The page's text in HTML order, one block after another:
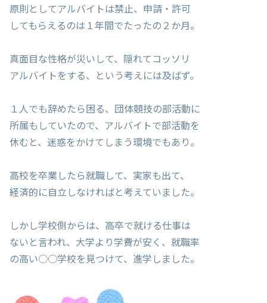
原則としてアルバイトは禁止、申請・許可
してもらえるのは１年間でたったの２か月。
真面目な性格が災いして、隠れてコッソリ
アルバイトをする、という考えには及ばず。
１人でも辞めたら困る、団体競技の部活動に
所属もしていたので、アルバイトで部活動を
休むと、迷惑をかけてしまう環境でもあり。
高校を卒業したら就職して、実家も出て、
経済的に自立しなければと考えていました。
しかし学校側からは、高卒で就ける仕事は
ないと言われ、大学より学費が安く、就職率
の高い○○学校を見つけて、進学しました。